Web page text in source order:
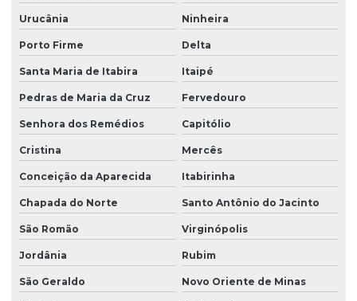
Urucânia Ninheira
Porto Firme Delta
Santa Maria de Itabira Itaipé
Pedras de Maria da Cruz Fervedouro
Senhora dos Remédios Capitólio
Cristina Mercês
Conceição da Aparecida Itabirinha
Chapada do Norte Santo Antônio do Jacinto
São Romão Virginópolis
Jordânia Rubim
São Geraldo Novo Oriente de Minas